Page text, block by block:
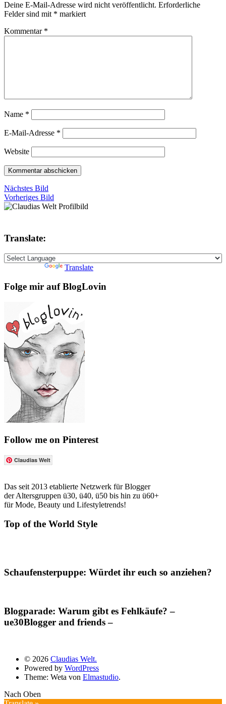
Deine E-Mail-Adresse wird nicht veröffentlicht. Erforderliche
Felder sind mit * markiert
Kommentar *
Name *
E-Mail-Adresse *
Website
Nächstes Bild
Vorheriges Bild
Translate:
Translate
Folge mir auf BlogLovin
Follow me on Pinterest
Claudias Welt
Das seit 2013 etablierte Netzwerk für Blogger
der Altersgruppen ü30, ü40, ü50 bis hin zu ü60+
für Mode, Beauty und Lifestyletrends!
Top of the World Style
Schaufensterpuppe: Würdet ihr euch so anziehen?
Blogparade: Warum gibt es Fehlkäufe? –
ue30Blogger and friends –
© 2026 Claudias Welt.
Powered by WordPress
Theme: Weta von Elmastudio.
Nach Oben